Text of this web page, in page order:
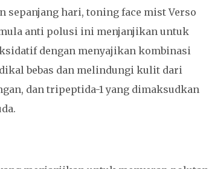
sepanjang hari, toning face mist Verso
anti polusi ini menjanjikan untuk
dengan menyajikan kombinasi
bebas dan melindungi kulit dari
dan tripeptida-1 yang dimaksudkan